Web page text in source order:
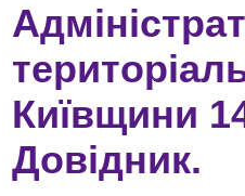
Київщини
Довідник.